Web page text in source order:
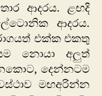
ආදරය. ළඟදි
ආදරය.
එක්ක එකතු
‍නොයා අලුත්
දෙන්නටම
මඟඅරින්න